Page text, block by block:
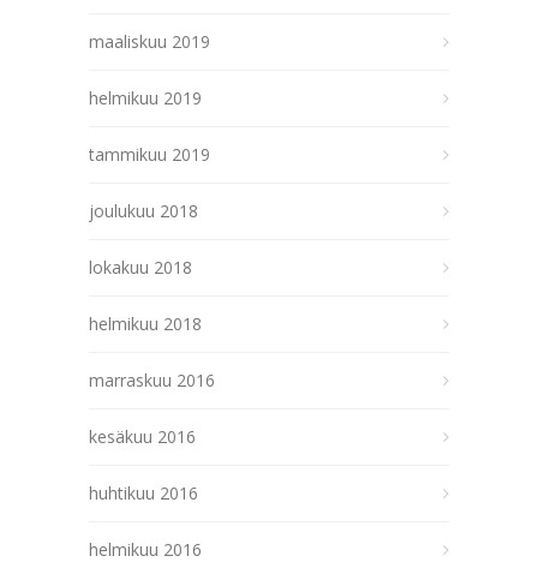
maaliskuu 2019
helmikuu 2019
tammikuu 2019
joulukuu 2018
lokakuu 2018
helmikuu 2018
marraskuu 2016
kesäkuu 2016
huhtikuu 2016
helmikuu 2016